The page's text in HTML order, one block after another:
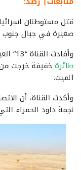
قتل مستوطنان
صغيرة في جبال جنوب
وأفادت القناة “13” العبرية، بأن شخصين (40 عامًا) قتلا ب
طائرة خفيفة خرجت من
الميت.
وأكدت القناة، أن
نجمة داود الحمراء